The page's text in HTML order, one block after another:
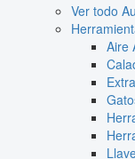
Ver todo
Aire